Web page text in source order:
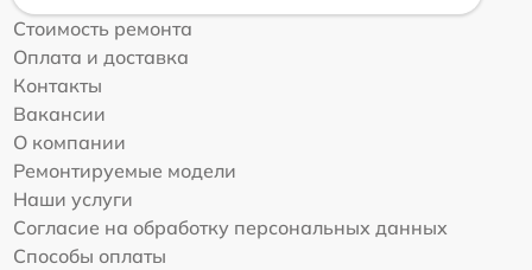
Стоимость ремонта
Оплата и доставка
Контакты
Вакансии
О компании
Ремонтируемые модели
Наши услуги
Согласие на обработку персональных данных
Способы оплаты